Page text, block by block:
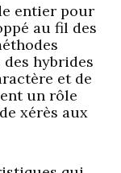
entier pour
au fil des
hybrides
et de
un rôle
xérès aux